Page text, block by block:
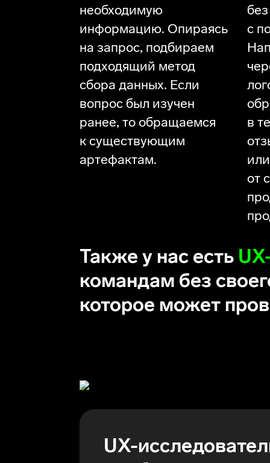
необходимую
информацию. Опираясь
на запрос, подбираем
подходящий метод
сбора данных. Если
вопрос был изучен
ранее, то обращаемся
к существующим
артефактам.
с
в
от
Также у нас есть
командам без
которое может
Про команду
UX-